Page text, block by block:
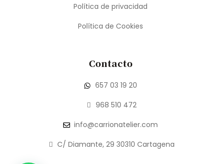
Política de privacidad
Política de Cookies
Contacto
657 03 19 20
968 510 472
info@carrionatelier.com
C/ Diamante, 29 30310 Cartagena